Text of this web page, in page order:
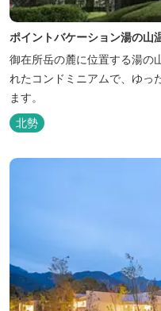
ポイントバケーション湯の山
御在所岳の麓に位置する湯の
れたコンドミニアムで、ゆっ
ます。
北勢